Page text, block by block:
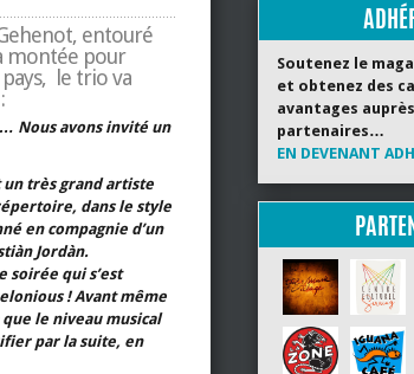
entouré
montée pour
pays, le trio va
Nous avons invité un
un très grand artiste
dans le style
en compagnie d’un
Jordàn.
soirée qui s’est
! Avant même
le niveau musical
par la suite, en
Soutenez le
et obtenez des
avantages
partenaires…
EN DEVENANT